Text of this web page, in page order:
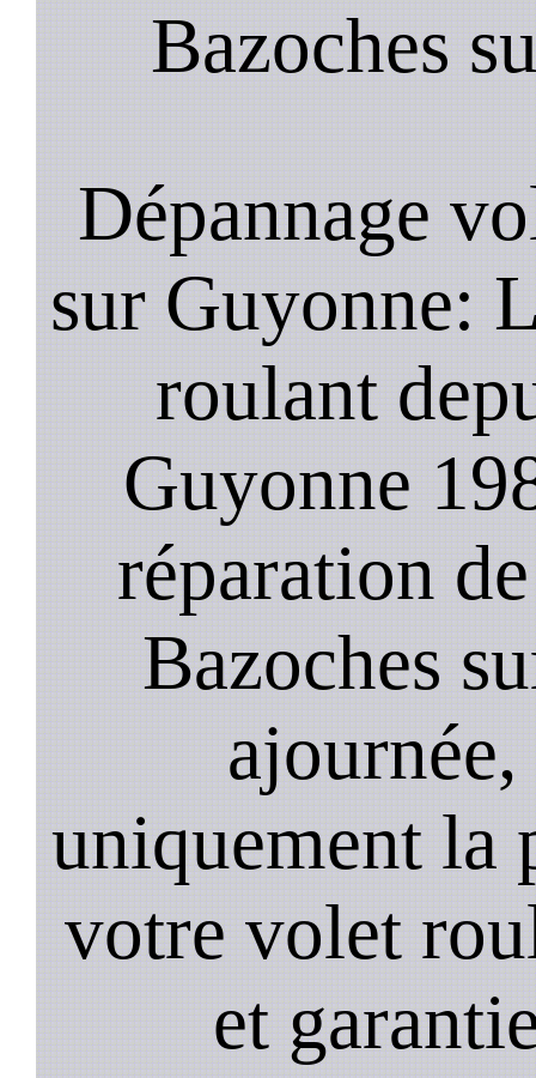
Bazoches
Dépannage
sur Guyonne:
roulant
Guyonne
réparation
Bazoches
uniquement la
votre volet
et